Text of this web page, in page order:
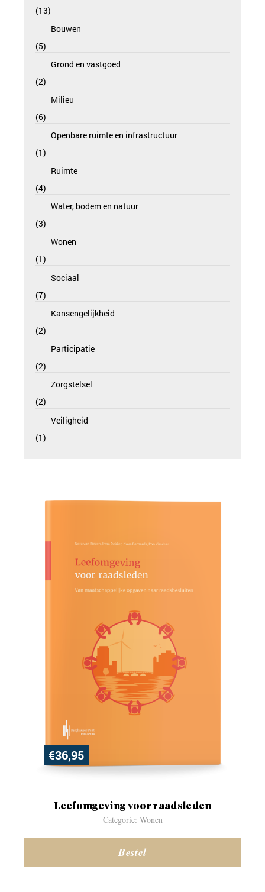
13
Bouwen
5
Grond en vastgoed
2
Milieu
6
Openbare ruimte en infrastructuur
1
Ruimte
4
Water, bodem en natuur
3
Wonen
1
Sociaal
7
Kansengelijkheid
2
Participatie
2
Zorgstelsel
2
Veiligheid
1
€36,95
Leefomgeving voor raadsleden
Categorie: Wonen
Bestel